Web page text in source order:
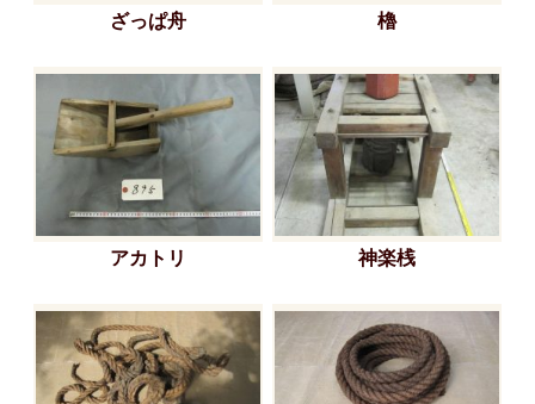
ざっぱ舟 櫓
アカトリ 神楽桟